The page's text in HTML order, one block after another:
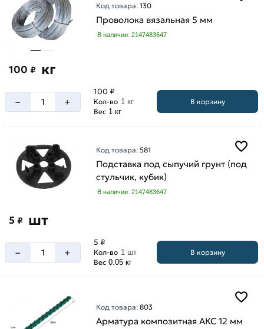
Код товара:130
Проволока вязальная 5 мм
В наличии: 2147483647
100 ₽ кг
– +
100 ₽
Кол-во 1 кг
Вес 1 кг
В корзину
Код товара:581
Подставка под сыпучий грунт (под
стульчик, кубик)
В наличии: 2147483647
5 ₽ шт
– +
5 ₽
Кол-во 1 шт
Вес 0.05 кг
В корзину
Код товара:803
Арматура композитная АКС 12 мм